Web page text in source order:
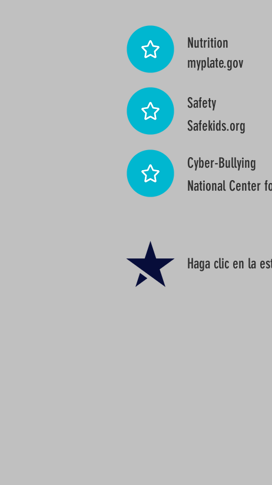
Nutrition
myplate.gov
Safety
Safekids.org
Cyber-Bullying
National Center
Haga clic en la